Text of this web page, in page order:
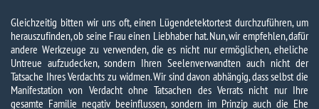
Gleichzeitig bitten wir uns oft, einen Lügendetektortest durchzuführen, um
herauszufinden, ob seine Frau einen Liebhaber hat. Nun, wir empfehlen, dafür
andere Werkzeuge zu verwenden, die es nicht nur ermöglichen, eheliche
Untreue aufzudecken, sondern Ihren Seelenverwandten auch nicht der
Tatsache Ihres Verdachts zu widmen. Wir sind davon abhängig, dass selbst die
Manifestation von Verdacht ohne Tatsachen des Verrats nicht nur Ihre
gesamte Familie negativ beeinflussen, sondern im Prinzip auch die Ehe